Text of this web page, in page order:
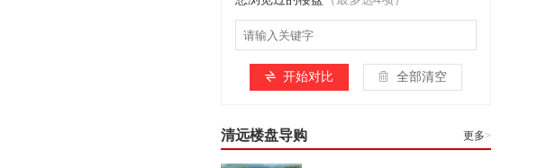
开始对比 全部清空
清远楼盘导购 更多>